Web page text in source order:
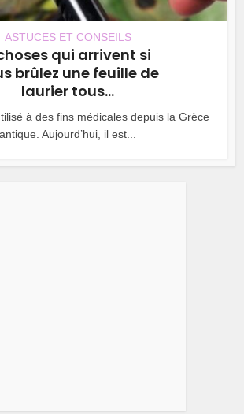
ASTUCES ET CONSEILS
qui arrivent si
brûlez une feuille de
laurier tous...
à des fins médicales depuis la Grèce
antique. Aujourd’hui, il est...